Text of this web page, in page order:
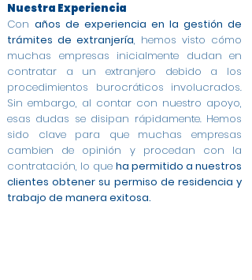
Nuestra Experiencia
Con años de experiencia en la gestión de
trámites de extranjería, hemos visto cómo
muchas empresas inicialmente dudan en
contratar a un extranjero debido a los
procedimientos burocráticos involucrados.
Sin embargo, al contar con nuestro apoyo,
esas dudas se disipan rápidamente. Hemos
sido clave para que muchas empresas
cambien de opinión y procedan con la
contratación, lo que ha permitido a nuestros
clientes obtener su permiso de residencia y
trabajo de manera exitosa.